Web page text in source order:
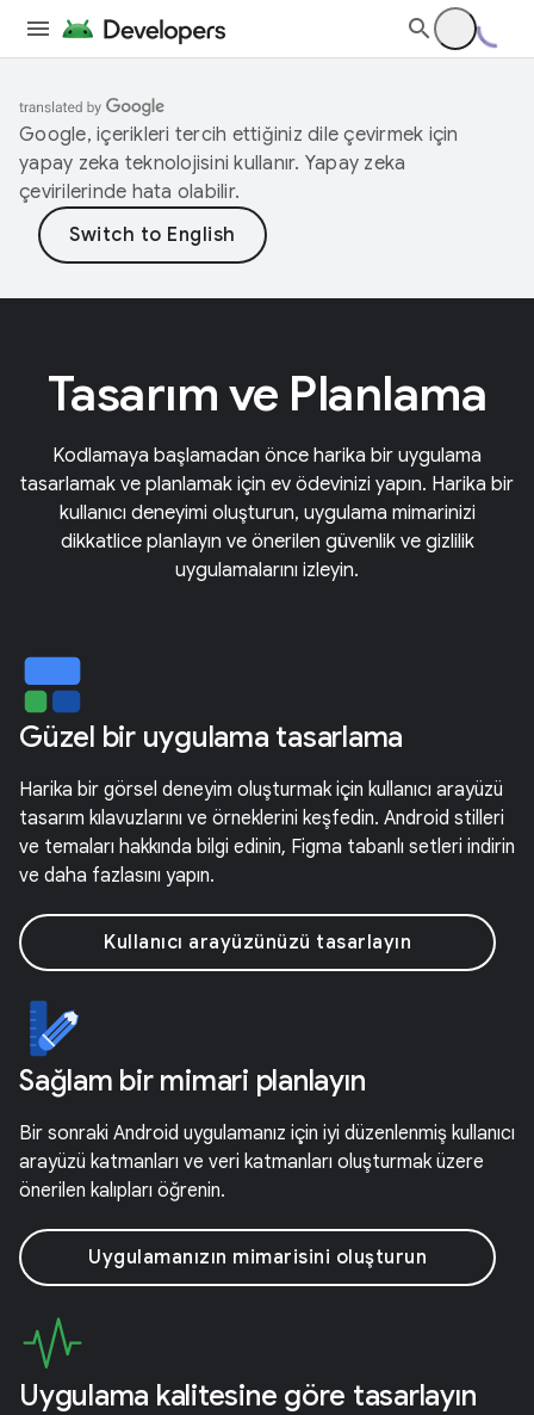
Google, içerikleri tercih ettiğiniz dile çevirmek için
yapay zeka teknolojisini kullanır. Yapay zeka
çevirilerinde hata olabilir.
Tasarım ve Planlama
Kodlamaya başlamadan önce harika bir uygulama
tasarlamak ve planlamak için ev ödevinizi yapın. Harika bir
kullanıcı deneyimi oluşturun, uygulama mimarinizi
dikkatlice planlayın ve önerilen güvenlik ve gizlilik
uygulamalarını izleyin.
Güzel bir uygulama tasarlama
Harika bir görsel deneyim oluşturmak için kullanıcı arayüzü
tasarım kılavuzlarını ve örneklerini keşfedin. Android stilleri
ve temaları hakkında bilgi edinin, Figma tabanlı setleri indirin
ve daha fazlasını yapın.
Kullanıcı arayüzünüzü tasarlayın
Sağlam bir mimari planlayın
Bir sonraki Android uygulamanız için iyi düzenlenmiş kullanıcı
arayüzü katmanları ve veri katmanları oluşturmak üzere
önerilen kalıpları öğrenin.
Uygulamanızın mimarisini oluşturun
Uygulama kalitesine göre tasarlayın